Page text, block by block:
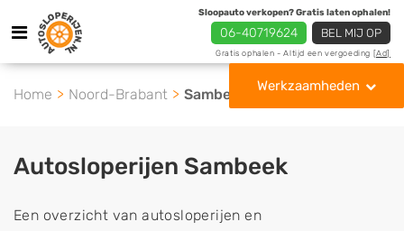
Sloopauto verkopen? Gratis laten ophalen!
06-40719624 BEL MIJ OP
Gratis ophalen - Altijd een vergoeding [Ad]
Werkzaamheden
Home Noord-Brabant Sambeek
Autosloperijen Sambeek
Een overzicht van autosloperijen en